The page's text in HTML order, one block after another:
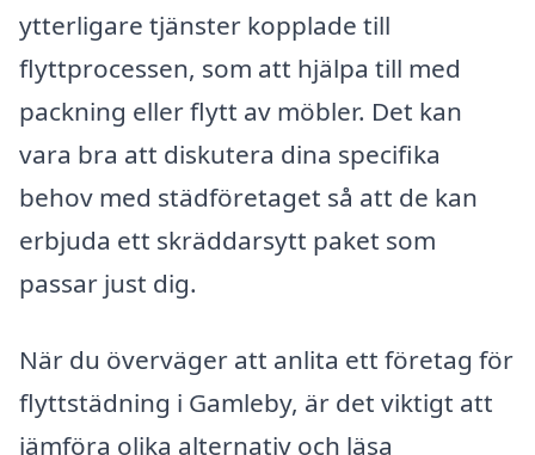
ytterligare tjänster kopplade till
flyttprocessen, som att hjälpa till med
packning eller flytt av möbler. Det kan
vara bra att diskutera dina specifika
behov med städföretaget så att de kan
erbjuda ett skräddarsytt paket som
passar just dig.
När du överväger att anlita ett företag för
flyttstädning i Gamleby, är det viktigt att
jämföra olika alternativ och läsa